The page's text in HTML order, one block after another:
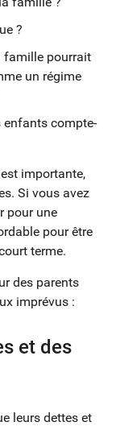
?
famille pourrait
un régime
enfants compte-
importante,
Si vous avez
pour une
pour être
terme.
des parents
imprévus :
et des
leurs dettes et